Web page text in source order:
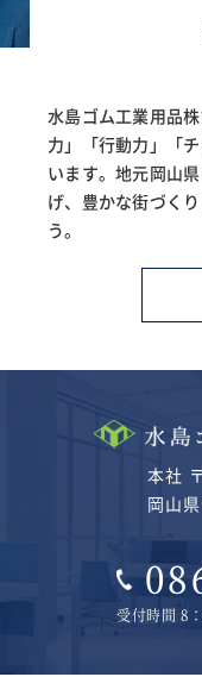
水島ゴム工業用品
力」「行動力」「
います。地元岡山
げ、 豊かな街づく
う。
本社
岡山
受付時間 8